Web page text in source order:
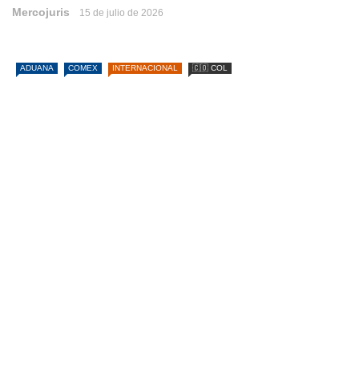
Mercojuris 15 de julio de 2026
ADUANA COMEX INTERNACIONAL 🇨🇴 COL